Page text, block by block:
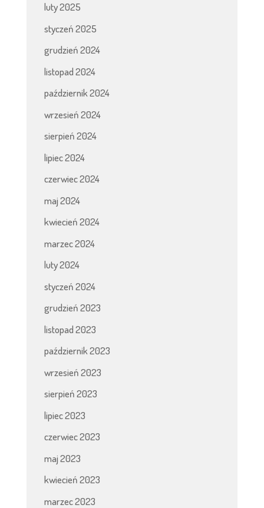
luty 2025
styczeń 2025
grudzień 2024
listopad 2024
październik 2024
wrzesień 2024
sierpień 2024
lipiec 2024
czerwiec 2024
maj 2024
kwiecień 2024
marzec 2024
luty 2024
styczeń 2024
grudzień 2023
listopad 2023
październik 2023
wrzesień 2023
sierpień 2023
lipiec 2023
czerwiec 2023
maj 2023
kwiecień 2023
marzec 2023